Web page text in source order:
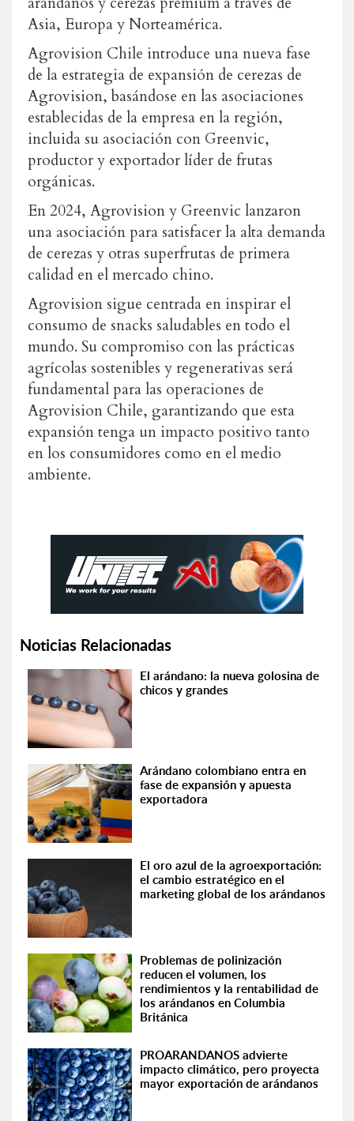
Asia, Europa y Norteamérica.
Agrovision Chile introduce una nueva fase
de la estrategia de expansión de cerezas de
Agrovision, basándose en las asociaciones
establecidas de la empresa en la región,
incluida su asociación con Greenvic,
productor y exportador líder de frutas
orgánicas.
En 2024, Agrovision y Greenvic lanzaron
una asociación para satisfacer la alta demanda
de cerezas y otras superfrutas de primera
calidad en el mercado chino.
Agrovision sigue centrada en inspirar el
consumo de snacks saludables en todo el
mundo. Su compromiso con las prácticas
agrícolas sostenibles y regenerativas será
fundamental para las operaciones de
Agrovision Chile, garantizando que esta
expansión tenga un impacto positivo tanto
en los consumidores como en el medio
ambiente.
Noticias Relacionadas
El arándano: la nueva golosina de
chicos y grandes
Arándano colombiano entra en
fase de expansión y apuesta
exportadora
El oro azul de la agroexportación:
el cambio estratégico en el
marketing global de los arándanos
Problemas de polinización
reducen el volumen, los
rendimientos y la rentabilidad de
los arándanos en Columbia
Británica
PROARANDANOS advierte
impacto climático, pero proyecta
mayor exportación de arándanos